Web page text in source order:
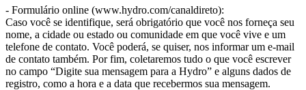
- Formulário online (www.hydro.com/canaldireto):
Caso você se identifique, será obrigatório que você nos forneça seu
nome, a cidade ou estado ou comunidade em que você vive e um
telefone de contato. Você poderá, se quiser, nos informar um e-mail
de contato também. Por fim, coletaremos tudo o que você escrever
no campo “Digite sua mensagem para a Hydro” e alguns dados de
registro, como a hora e a data que recebermos sua mensagem.